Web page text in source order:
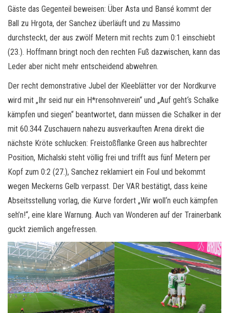
Gäste das Gegenteil beweisen: Über Asta und Bansé kommt der
Ball zu Hrgota, der Sanchez überläuft und zu Massimo
durchsteckt, der aus zwölf Metern mit rechts zum 0:1 einschiebt
(23.). Hoffmann bringt noch den rechten Fuß dazwischen, kann das
Leder aber nicht mehr entscheidend abwehren.
Der recht demonstrative Jubel der Kleeblätter vor der Nordkurve
wird mit „Ihr seid nur ein H*rensohnverein“ und „Auf geht‘s Schalke
kämpfen und siegen“ beantwortet, dann müssen die Schalker in der
mit 60.344 Zuschauern nahezu ausverkauften Arena direkt die
nächste Kröte schlucken: Freistoßflanke Green aus halbrechter
Position, Michalski steht völlig frei und trifft aus fünf Metern per
Kopf zum 0:2 (27.), Sanchez reklamiert ein Foul und bekommt
wegen Meckerns Gelb verpasst. Der VAR bestätigt, dass keine
Abseitsstellung vorlag, die Kurve fordert „Wir woll‘n euch kämpfen
seh’n!“, eine klare Warnung. Auch van Wonderen auf der Trainerbank
guckt ziemlich angefressen.